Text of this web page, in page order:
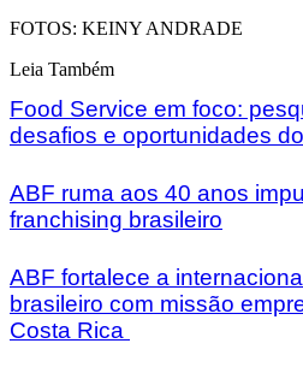
FOTOS: KEINY ANDRADE
Leia Também
Food Service em foco:
desafios e oportunidades
ABF ruma aos 40 anos
franchising brasileiro
ABF fortalece a
brasileiro com missão
Costa Rica